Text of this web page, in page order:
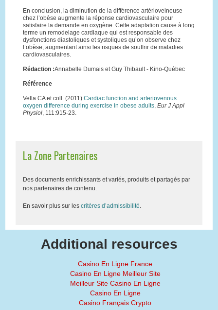
En conclusion, la diminution de la différence artérioveineuse
chez l’obèse augmente la réponse cardiovasculaire pour
satisfaire la demande en oxygène. Cette adaptation cause à long
terme un remodelage cardiaque qui est responsable des
dysfonctions diastoliques et systoliques qu’on observe chez
l’obèse, augmentant ainsi les risques de souffrir de maladies
cardiovasculaires.
Rédaction :Annabelle Dumais et Guy Thibault - Kino-Québec
Référence
Vella CA et coll. (2011) Cardiac function and arteriovenous
oxygen difference during exercise in obese adults, Eur J Appl
Physiol, 111:915-23.
La Zone Partenaires
Des documents enrichissants et variés, produits et partagés par
nos partenaires de contenu.
En savoir plus sur les critères d’admissibilité.
Additional resources
Casino En Ligne France
Casino En Ligne Meilleur Site
Meilleur Site Casino En Ligne
Casino En Ligne
Casino Français Crypto